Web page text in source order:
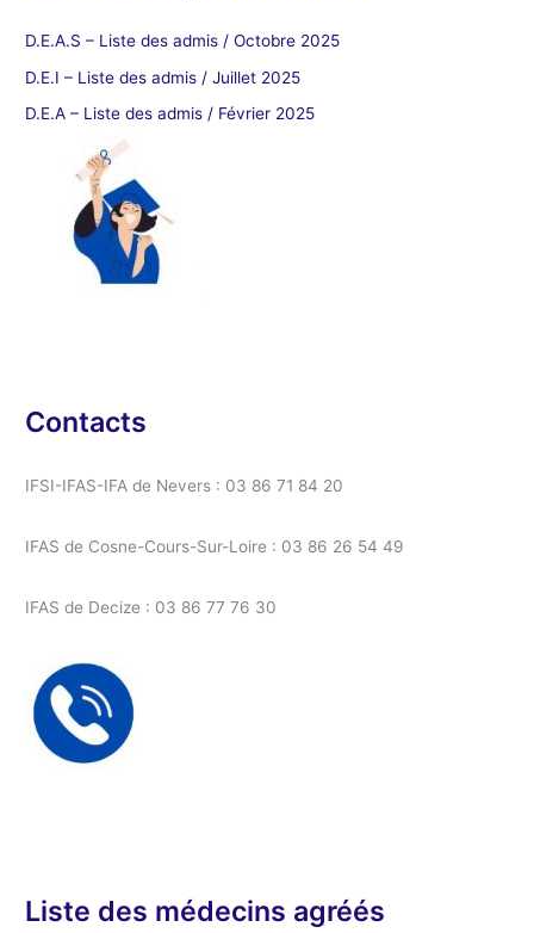
D.E.A.S – Liste des admis / Octobre 2025
D.E.I – Liste des admis / Juillet 2025
D.E.A – Liste des admis / Février 2025
Contacts
IFSI-IFAS-IFA de Nevers : 03 86 71 84 20
IFAS de Cosne-Cours-Sur-Loire : 03 86 26 54 49
IFAS de Decize : 03 86 77 76 30
Liste des médecins agréés